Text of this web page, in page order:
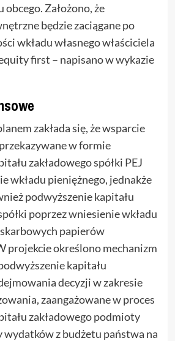
obcego. Założono, że
będzie zaciągane po
wkładu własnego właściciela
first – napisano w wykazie
zakłada się, że wsparcie
w formie
zakładowego spółki PEJ
wkładu pieniężnego, jednakże
podwyższenie kapitału
poprzez wniesienie wkładu
papierów
projekcie określono mechanizm
kapitału
decyzji w zakresie
zaangażowane w proces
zakładowego podmioty
z budżetu państwa na